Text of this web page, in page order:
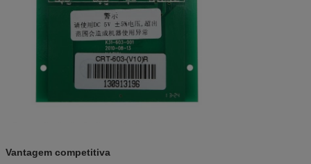
Vantagem competitiva